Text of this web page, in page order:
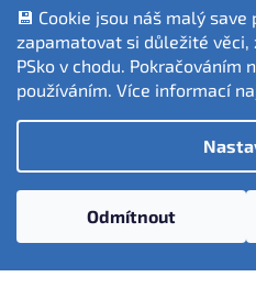
💾 Cookie jsou náš malý
zapamatovat si důležité
PSko v chodu. Pokračováním
používáním. Více informací
Odmítnout
Balíme
Fotografie
Copyright 2026PSko.cz.